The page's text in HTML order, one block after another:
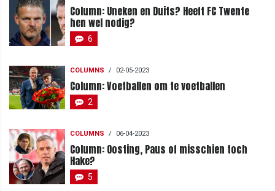
Column: Uneken en Duits? Heeft FC Twente
hen wel nodig?
6
COLUMNS / 02-05-2023
Column: Voetballen om te voetballen
2
COLUMNS / 06-04-2023
Column: Oosting, Paus of misschien toch
Hake?
5